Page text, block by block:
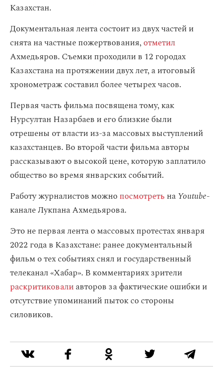
Казахстан.
Документальная лента состоит из двух частей и
снята на частные пожертвования,отметил
Ахмедьяров. Съемки проходили в 12 городах
Казахстана на протяжении двух лет, а итоговый
хронометраж составил более четырех часов.
Первая часть фильма посвящена тому, как
Нурсултан Назарбаев и его близкие были
отрешены от власти из-за массовых выступлений
казахстанцев. Во второй части фильма авторы
рассказывают о высокой цене, которую заплатило
общество во время январских событий.
Работу журналистов можнопосмотреть наYoutube-
канале Лукпана Ахмедьярова.
Это не первая лента о массовых протестах января
2022 года в Казахстане: ранее документальный
фильм о тех событиях снял и государственный
телеканал «Хабар». В комментариях зрители
раскритиковалиавторов за фактические ошибки и
отсутствие упоминаний пыток со стороны
силовиков.